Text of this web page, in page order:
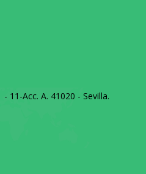
11-Acc. A. 41020 - Sevilla.